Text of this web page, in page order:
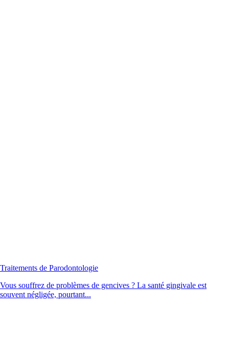
Traitements de Parodontologie
Vous souffrez de problèmes de gencives ? La santé gingivale est
souvent négligée, pourtant...